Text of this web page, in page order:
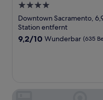
4.0-
Sterne-
Unterkunft
Downtown Sacramento,
Station entfernt
9.2
9,2/10 Wunderbar (635